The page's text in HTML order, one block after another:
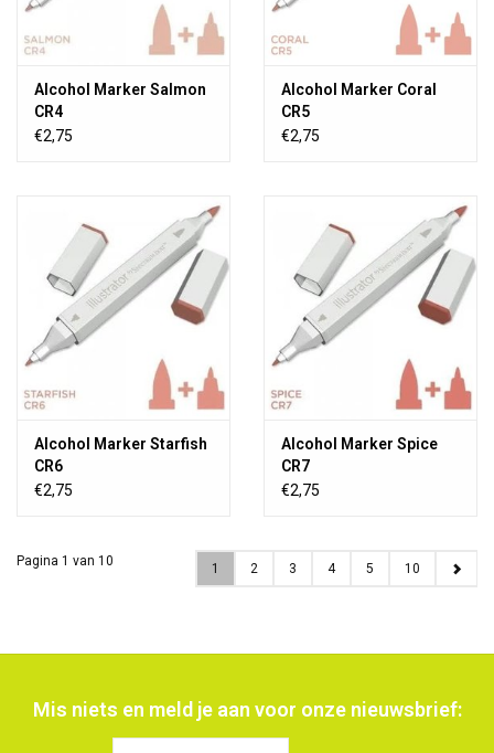
Alcohol Marker Salmon
CR4
€2,75
Alcohol Marker Coral
CR5
€2,75
Alcohol Marker Starfish
CR6
€2,75
Alcohol Marker Spice
CR7
€2,75
Pagina 1 van 10 1 2 3 4 5 10
Mis niets en meld je aan voor onze nieuwsbrief: